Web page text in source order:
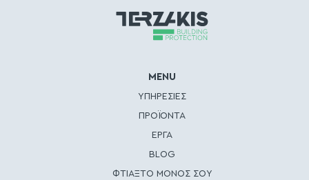
MENU
ΥΠΗΡΕΣΙΕΣ
ΠΡΟΪΟΝΤΑ
ΕΡΓΑ
BLOG
ΦΤΙΑΞΤΟ ΜΟΝΟΣ ΣΟΥ